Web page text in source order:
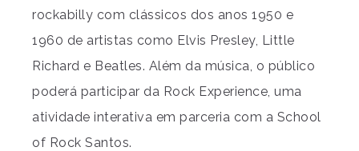
rockabilly com clássicos dos anos 1950 e
1960 de artistas como Elvis Presley, Little
Richard e Beatles. Além da música, o público
poderá participar da Rock Experience, uma
atividade interativa em parceria com a School
of Rock Santos.